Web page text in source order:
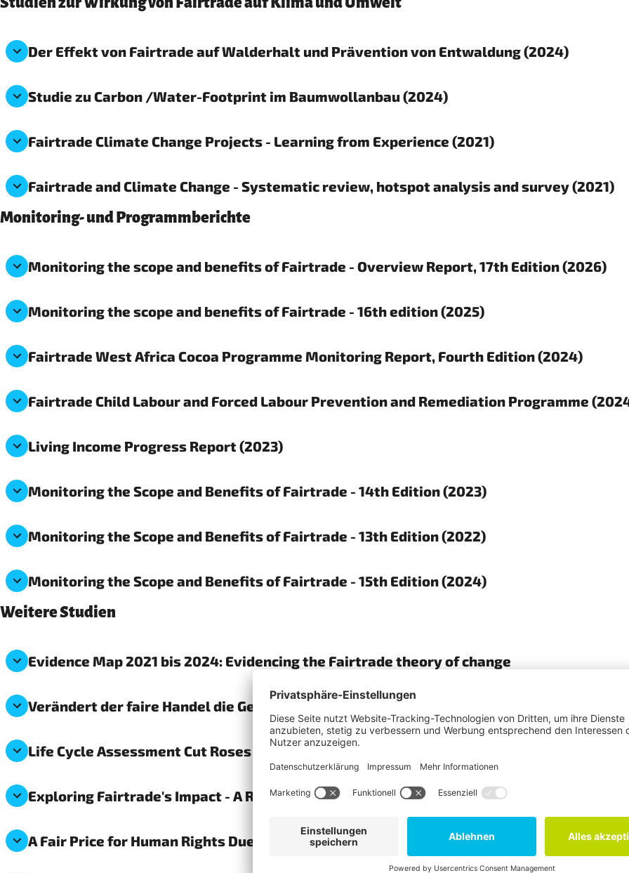
Der Effekt von Fairtrade auf Walderhalt und Prävention von Entwaldung (2024)
Studie zu Carbon /Water-Footprint im Baumwollanbau (2024)
Fairtrade Climate Change Projects - Learning from Experience (2021)
Fairtrade and Climate Change - Systematic review, hotspot analysis and survey (2021)
Monitoring- und Programmberichte
Monitoring the scope and benefits of Fairtrade - Overview Report, 17th Edition (2026)
Monitoring the scope and benefits of Fairtrade - 16th edition (2025)
Fairtrade West Africa Cocoa Programme Monitoring Report, Fourth Edition (2024)
Fairtrade Child Labour and Forced Labour Prevention and Remediation Programme
Living Income Progress Report (2023)
Monitoring the Scope and Benefits of Fairtrade - 14th Edition (2023)
Monitoring the Scope and Benefits of Fairtrade - 13th Edition (2022)
Monitoring the Scope and Benefits of Fairtrade - 15th Edition (2024)
Weitere Studien
Evidence Map 2021 bis 2024: Evidencing the Fairtrade theory of change
Verändert der faire Handel die Gesellschaft? (2023)
Life Cycle Assessment Cut Roses (2023)
Exploring Fairtrade's Impact - A Review of Research on Fairtrade from 2015 - 2020 (2022)
A Fair Price for Human Rights Due Diligence (2022)